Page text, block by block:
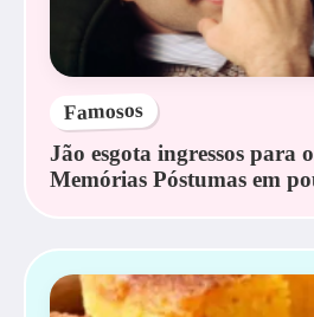
Famosos
Jão esgota ingressos para
Memórias Póstumas em